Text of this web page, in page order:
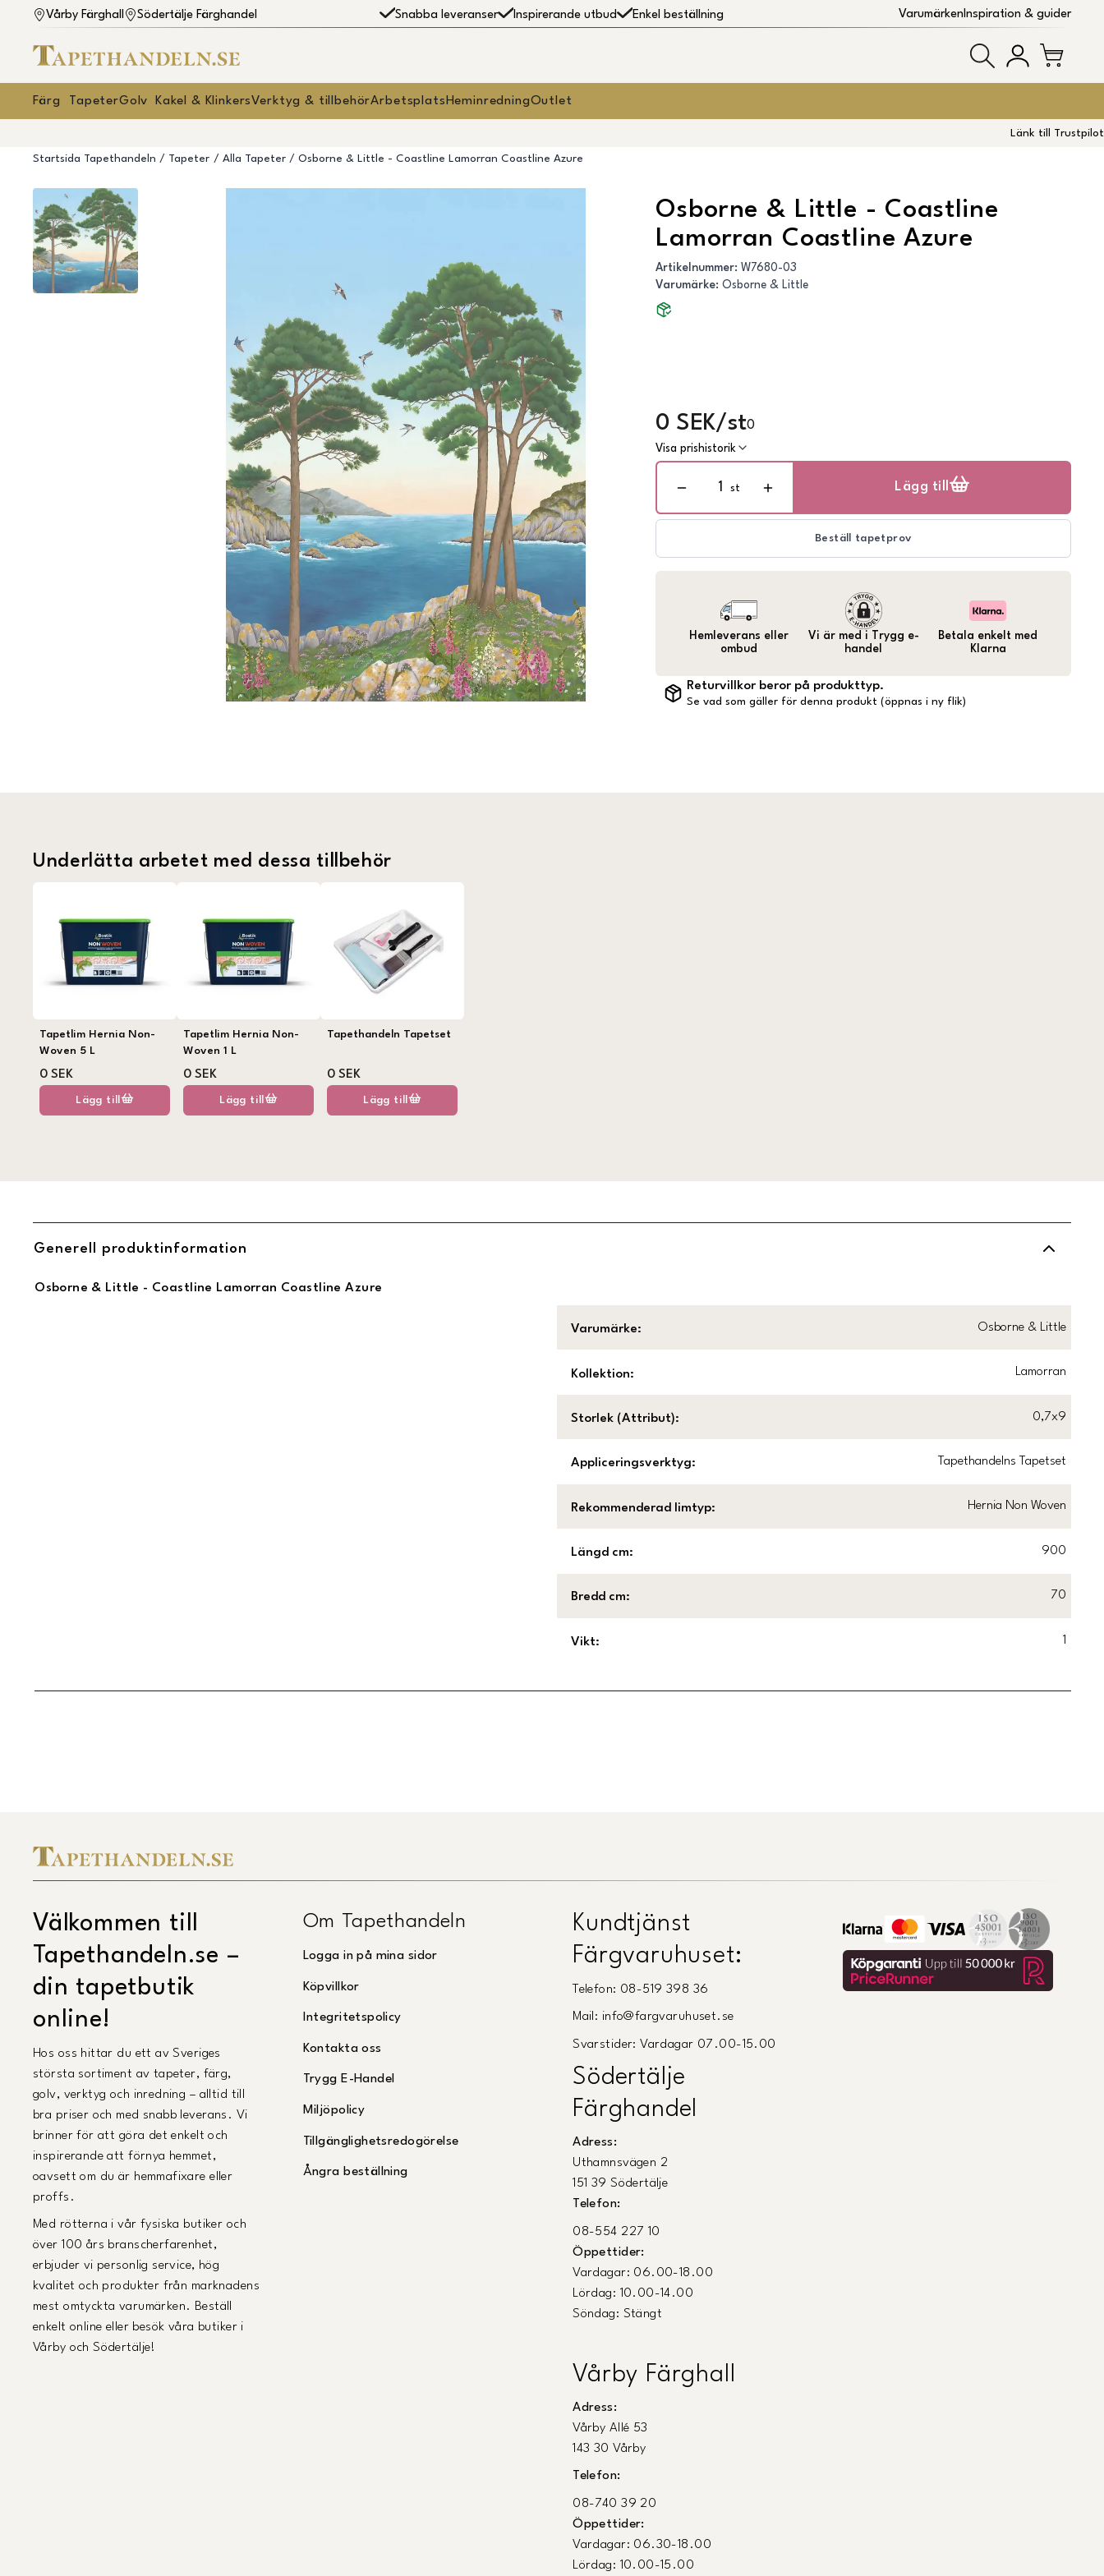
Vårby Färghall Södertälje Färghandel Snabba leveranser Inspirerande utbud Enkel beställning VarumärkenInspiration & guider
Färg TapeterGolv Kakel & KlinkersVerktyg & tillbehörArbetsplats HeminredningOutlet
Länk till Trustpilot
Startsida Tapethandeln Tapeter Alla Tapeter Osborne & Little - Coastline Lamorran Coastline Azure
Osborne & Little - Coastline
Lamorran Coastline Azure
Artikelnummer: W7680-03
Varumärke: Osborne & Little
0 SEK/st0
Visa prishistorik
st Lägg till
Beställ tapetprov
Hemleverans eller
ombud
Vi är med i Trygg e-
handel
Betala enkelt med
Klarna
Returvillkor beror på produkttyp.
Se vad som gäller för denna produkt (öppnas i ny flik)
Underlätta arbetet med dessa tillbehör
Tapetlim Hernia Non-
Woven 5 L
0 SEK
Lägg till
Tapetlim Hernia Non-
Woven 1 L
0 SEK
Lägg till
Tapethandeln Tapetset
0 SEK
Lägg till
Generell produktinformation
Osborne & Little - Coastline Lamorran Coastline Azure
Varumärke: Osborne & Little
Kollektion: Lamorran
Storlek (Attribut): 0,7x9
Appliceringsverktyg: Tapethandelns Tapetset
Rekommenderad limtyp: Hernia Non Woven
Längd cm: 900
Bredd cm: 70
Vikt: 1
Välkommen till
Tapethandeln.se –
din tapetbutik
online!
Hos oss hittar du ett av Sveriges
största sortiment av tapeter, färg,
golv, verktyg och inredning – alltid till
bra priser och med snabb leverans. Vi
brinner för att göra det enkelt och
inspirerande att förnya hemmet,
oavsett om du är hemmafixare eller
proffs.
Med rötterna i vår fysiska butiker och
över 100 års branscherfarenhet,
erbjuder vi personlig service, hög
kvalitet och produkter från marknadens
mest omtyckta varumärken. Beställ
enkelt online eller besök våra butiker i
Vårby och Södertälje!
Om Tapethandeln
Logga in på mina sidor
Köpvillkor
Integritetspolicy
Kontakta oss
Trygg E-Handel
Miljöpolicy
Tillgänglighetsredogörelse
Ångra beställning
Kundtjänst
Färgvaruhuset:
Telefon: 08-519 398 36
Mail: info@fargvaruhuset.se
Svarstider: Vardagar 07.00-15.00
Södertälje
Färghandel
Adress:
Uthamnsvägen 2
151 39 Södertälje
Telefon:
08-554 227 10
Öppettider:
Vardagar: 06.00-18.00
Lördag: 10.00-14.00
Söndag: Stängt
Vårby Färghall
Adress:
Vårby Allé 53
143 30 Vårby
Telefon:
08-740 39 20
Öppettider:
Vardagar: 06.30-18.00
Lördag: 10.00-15.00